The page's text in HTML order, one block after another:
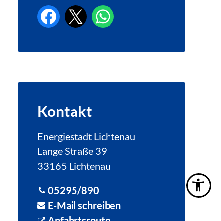
Kontakt
Energiestadt Lichtenau
Lange Straße 39
33165 Lichtenau
05295/890
E-Mail schreiben